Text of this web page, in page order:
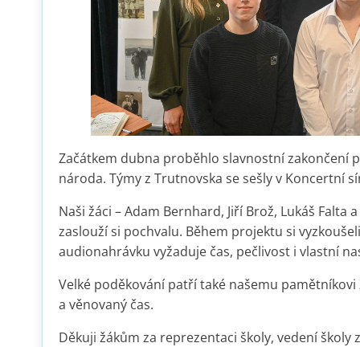
Začátkem dubna proběhlo slavnostní zakončení
národa. Týmy z Trutnovska se sešly v Koncertní
Naši žáci – Adam Bernhard, Jiří Brož, Lukáš
zaslouží si pochvalu. Během projektu si
audionahrávku vyžaduje čas, pečlivost i vlastní
Velké poděkování patří také našemu
a věnovaný čas.
Děkuji žákům za reprezentaci školy, vedení